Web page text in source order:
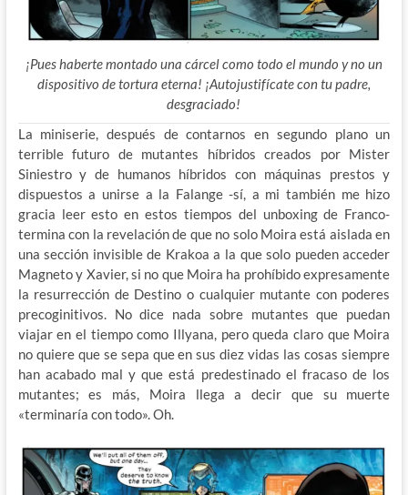
¡Pues haberte montado una cárcel como todo el mundo y no un
dispositivo de tortura eterna! ¡Autojustifícate con tu padre,
desgraciado!
La miniserie, después de contarnos en segundo plano un
terrible futuro de mutantes híbridos creados por Mister
Siniestro y de humanos híbridos con máquinas prestos y
dispuestos a unirse a la Falange -sí, a mi también me hizo
gracia leer esto en estos tiempos del unboxing de Franco-
termina con la revelación de que no solo Moira está aislada en
una sección invisible de Krakoa a la que solo pueden acceder
Magneto y Xavier, si no que Moira ha prohíbido expresamente
la resurrección de Destino o cualquier mutante con poderes
precoginitivos. No dice nada sobre mutantes que puedan
viajar en el tiempo como Illyana, pero queda claro que Moira
no quiere que se sepa que en sus diez vidas las cosas siempre
han acabado mal y que está predestinado el fracaso de los
mutantes; es más, Moira llega a decir que su muerte
«terminaría con todo». Oh.